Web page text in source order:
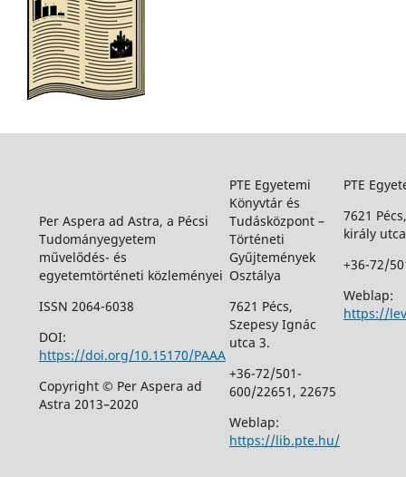
Per Aspera ad Astra, a Pécsi
Tudományegyetem
művelődés- és
egyetemtörténeti közleményei
ISSN 2064-6038
DOI:
https://doi.org/10.15170/PAAA
Copyright © Per Aspera ad
Astra 2013–2020
PTE Egyetemi
Könyvtár és
Tudásközpont –
Történeti
Gyűjtemények
Osztálya
7621 Pécs,
Szepesy Ignác
utca 3.
+36-72/501-
600/22651, 22675
Weblap:
https://lib.pte.hu/
PTE
7621
király
+36-72/
Weblap:
https://